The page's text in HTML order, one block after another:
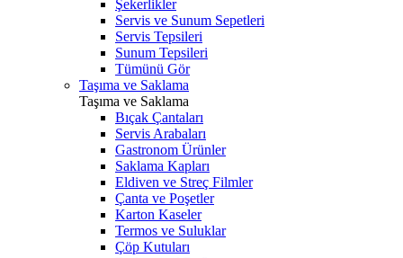
Şekerlikler
Servis ve Sunum Sepetleri
Servis Tepsileri
Sunum Tepsileri
Tümünü Gör
Taşıma ve Saklama
Taşıma ve Saklama
Bıçak Çantaları
Servis Arabaları
Gastronom Ürünler
Saklama Kapları
Eldiven ve Streç Filmler
Çanta ve Poşetler
Karton Kaseler
Termos ve Suluklar
Çöp Kutuları